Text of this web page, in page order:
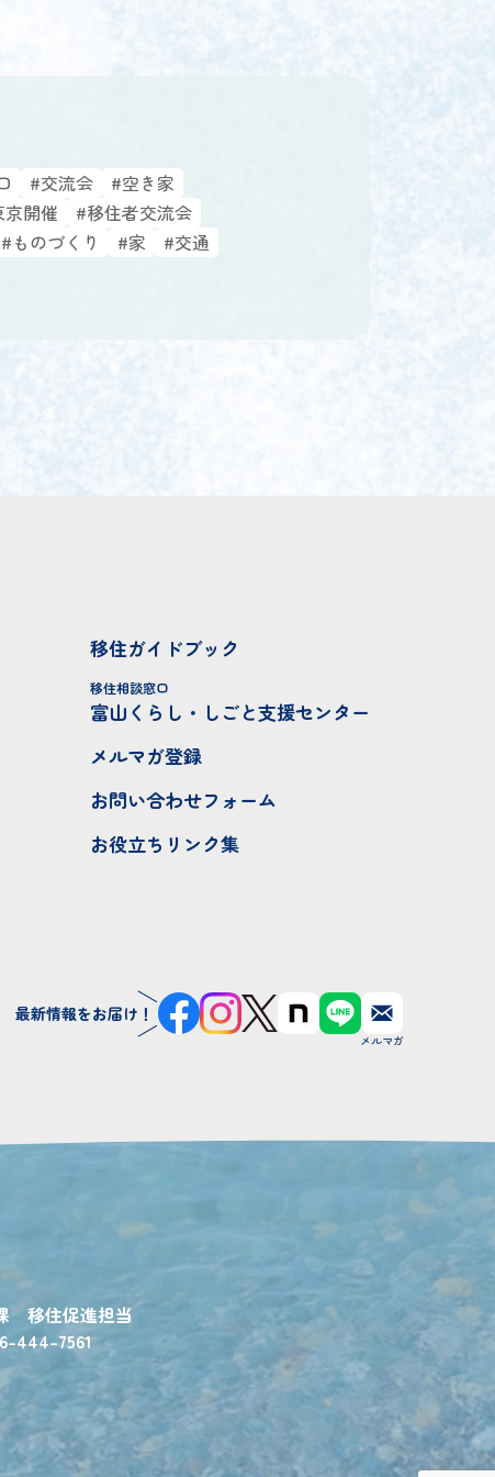
#交流会
#空き家
京開催
#移住者交流会
#ものづくり #家
#交通
移住ガイドブック
移住相談窓口
富山くらし・しごと支援センター
メルマガ登録
お問い合わせフォーム
お役立ちリンク集
最新情報をお届け！
移住促進担当
444-7561